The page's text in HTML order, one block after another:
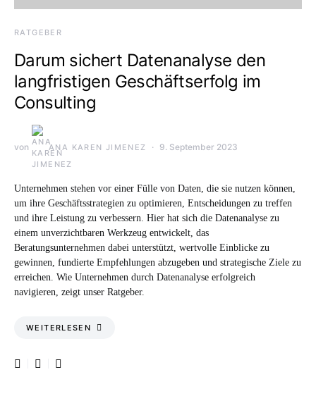
RATGEBER
Darum sichert Datenanalyse den
langfristigen Geschäftserfolg im
Consulting
von ANA KAREN JIMENEZ 9. September 2023
Unternehmen stehen vor einer Fülle von Daten, die sie nutzen können,
um ihre Geschäftsstrategien zu optimieren, Entscheidungen zu treffen
und ihre Leistung zu verbessern. Hier hat sich die Datenanalyse zu
einem unverzichtbaren Werkzeug entwickelt, das
Beratungsunternehmen dabei unterstützt, wertvolle Einblicke zu
gewinnen, fundierte Empfehlungen abzugeben und strategische Ziele zu
erreichen. Wie Unternehmen durch Datenanalyse erfolgreich
navigieren, zeigt unser Ratgeber.
WEITERLESEN